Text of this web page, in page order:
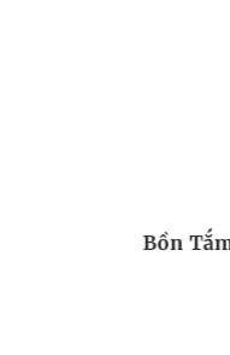
Bồn Tắm